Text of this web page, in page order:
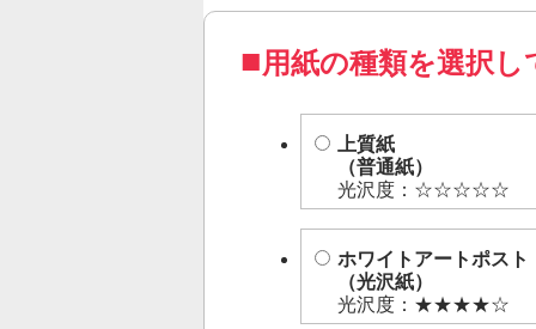
用紙の種類を選択
上質紙
（普通紙）
光沢度：☆☆☆☆☆
ホワイトアートポスト
（光沢紙）
光沢度：★★★★☆